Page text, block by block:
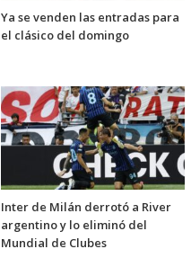
Ya se venden las entradas para
el clásico del domingo
Inter de Milán derrotó a River
argentino y lo eliminó del
Mundial de Clubes